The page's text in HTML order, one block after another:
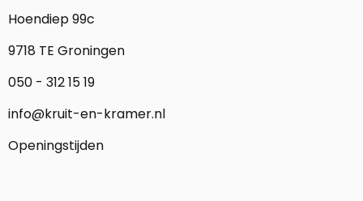
Hoendiep 99c
9718 TE Groningen
050 - 312 15 19
info@kruit-en-kramer.nl
Openingstijden